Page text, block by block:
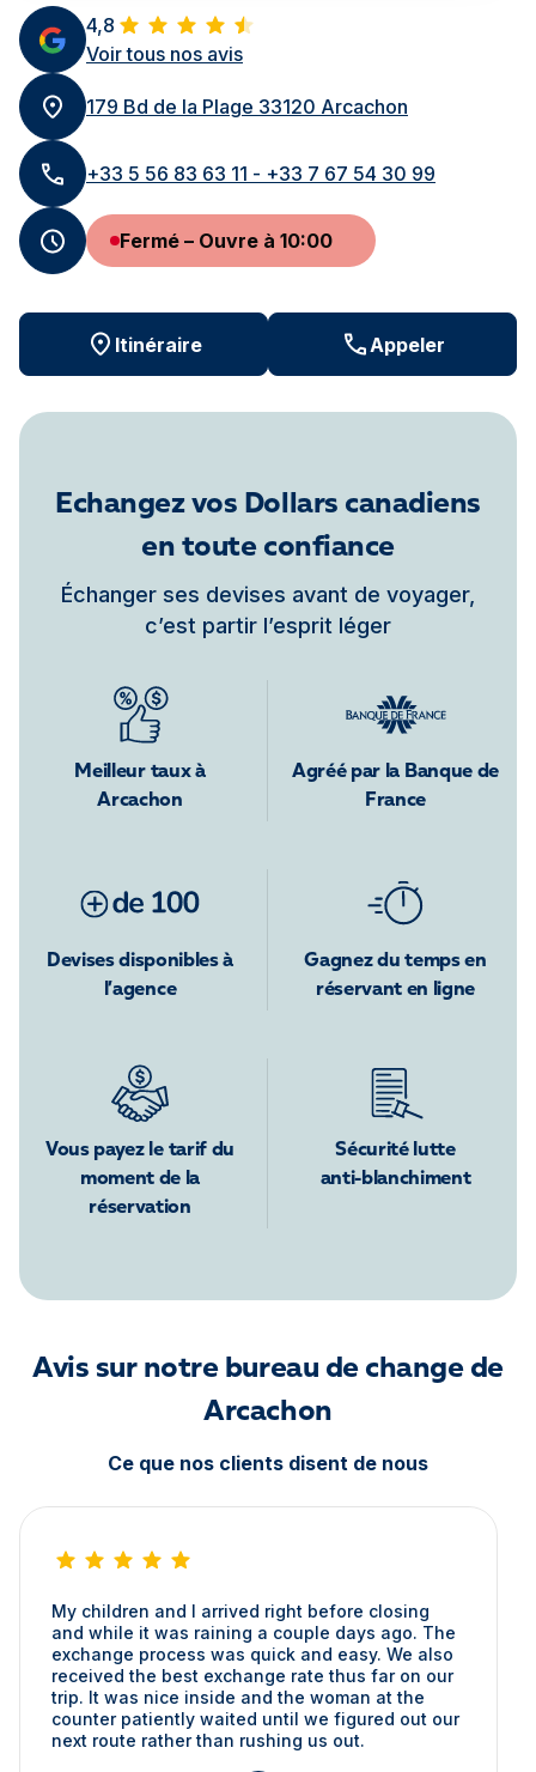
4,8
Voir tous nos avis
179 Bd de la Plage 33120 Arcachon
+33 5 56 83 63 11 - +33 7 67 54 30 99
Fermé – Ouvre à 10:00
Itinéraire Appeler
Echangez vos Dollars canadiens
en toute confiance
Échanger ses devises avant de voyager,
c’est partir l’esprit léger
Meilleur taux à
Arcachon
Agréé par la Banque de
France
Devises disponibles à
l’agence
Gagnez du temps en
réservant en ligne
Vous payez le tarif du
moment de la
réservation
Sécurité lutte
anti-blanchiment
Avis sur notre bureau de change de
Arcachon
Ce que nos clients disent de nous
Je suis passée dans ce bureau de change et j’ai
été vraiment ravie du service ! La dame était très
sympathique et professionnelle. Elle a même eu
la gentillesse de me recharger mon téléphone
quand je lui ai dit qu’il était éteint , un vrai geste
de service.